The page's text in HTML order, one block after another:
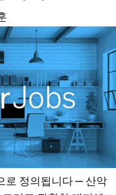
로 정의됩니다 — 산악